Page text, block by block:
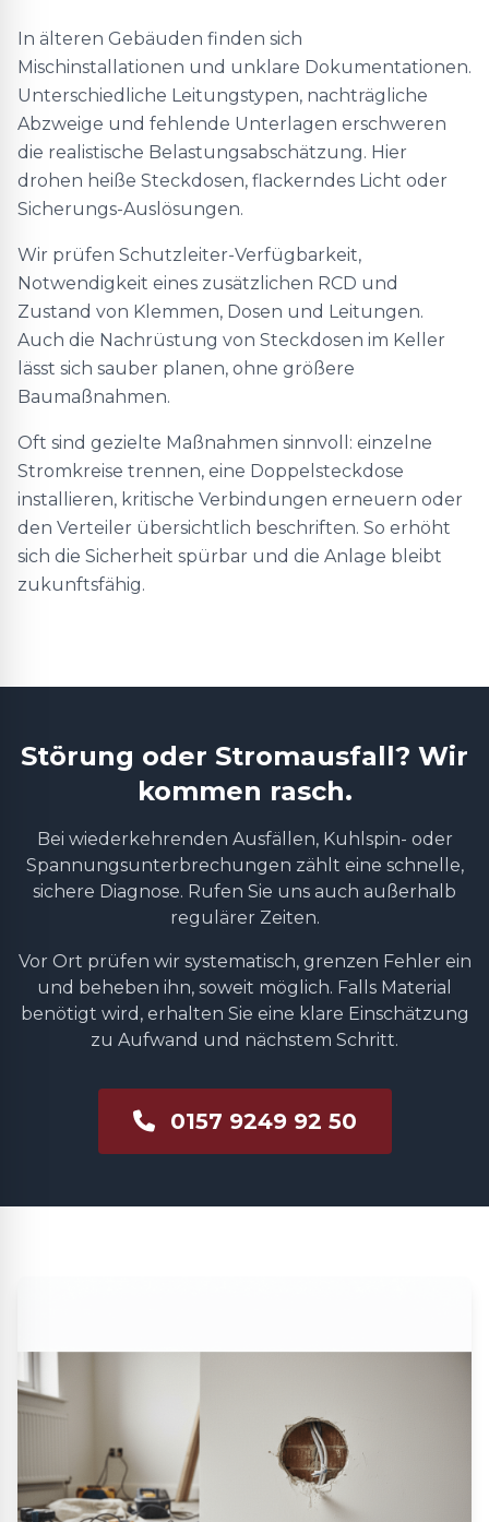
In älteren Gebäuden finden sich
Mischinstallationen und unklare Dokumentationen.
Unterschiedliche Leitungstypen, nachträgliche
Abzweige und fehlende Unterlagen erschweren
die realistische Belastungsabschätzung. Hier
drohen heiße Steckdosen, flackerndes Licht oder
Sicherungs-Auslösungen.
Wir prüfen Schutzleiter-Verfügbarkeit,
Notwendigkeit eines zusätzlichen RCD und
Zustand von Klemmen, Dosen und Leitungen.
Auch die Nachrüstung von Steckdosen im Keller
lässt sich sauber planen, ohne größere
Baumaßnahmen.
Oft sind gezielte Maßnahmen sinnvoll: einzelne
Stromkreise trennen, eine Doppelsteckdose
installieren, kritische Verbindungen erneuern oder
den Verteiler übersichtlich beschriften. So erhöht
sich die Sicherheit spürbar und die Anlage bleibt
zukunftsfähig.
Störung oder Stromausfall? Wir
kommen rasch.
Bei wiederkehrenden Ausfällen, Kuhlspin- oder
Spannungsunterbrechungen zählt eine schnelle,
sichere Diagnose. Rufen Sie uns auch außerhalb
regulärer Zeiten.
Vor Ort prüfen wir systematisch, grenzen Fehler ein
und beheben ihn, soweit möglich. Falls Material
benötigt wird, erhalten Sie eine klare Einschätzung
zu Aufwand und nächstem Schritt.
0157 9249 92 50